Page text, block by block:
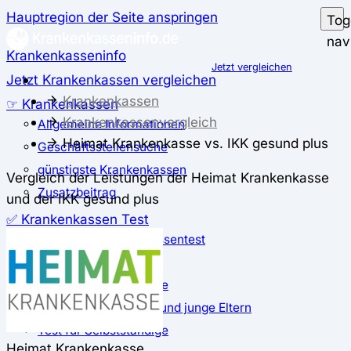
Hauptregion der Seite anspringen
Krankenkasseninfo
Jetzt Krankenkassen vergleichen
☞ Krankenkassen
Allgemeine Informationen
Geschäftsstellensuche
günstigste Krankenkassen
Zusatzbeitrag
✅ Krankenkassen Test
Der große Krankenkassentest
Test für Studierende
Test für Auszubildende
Test für Schwangere und junge Eltern
Test für Selbstständige
Jetzt vergleichen
Krankenkassen
Krankenkassenvergleich
Heimat Krankenkasse vs. IKK gesund plus
Vergleich der Leistungen der Heimat Krankenkasse
und der IKK gesund plus